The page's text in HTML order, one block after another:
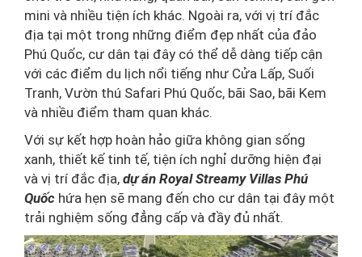
mini và nhiều tiện ích khác. Ngoài ra, với vị trí đắc
địa tại một trong những điểm đẹp nhất của đảo
Phú Quốc, cư dân tại đây có thể dễ dàng tiếp cận
với các điểm du lịch nổi tiếng như Cửa Lấp, Suối
Tranh, Vườn thú Safari Phú Quốc, bãi Sao, bãi Kem
và nhiều điểm tham quan khác.
Với sự kết hợp hoàn hảo giữa không gian sống
xanh, thiết kế tinh tế, tiện ích nghỉ dưỡng hiện đại
và vị trí đắc địa, dự án Royal Streamy Villas Phú
Quốc hứa hẹn sẽ mang đến cho cư dân tại đây một
trải nghiệm sống đẳng cấp và đầy đủ nhất.